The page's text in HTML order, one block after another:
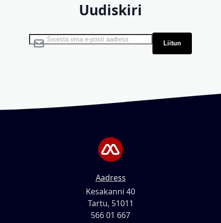
Uudiskiri
Liitu uudiskirjaga: Liitun
Aadress
Kesakanni 40
Tartu, 51011
566 01 667